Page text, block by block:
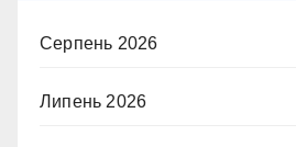
Серпень 2026
Липень 2026